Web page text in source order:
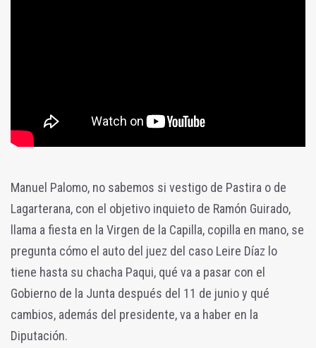
Manuel Palomo, no sabemos si vestigo de Pastira o de
Lagarterana, con el objetivo inquieto de Ramón Guirado,
llama a fiesta en la Virgen de la Capilla, copilla en mano, se
pregunta cómo el auto del juez del caso Leire Díaz lo
tiene hasta su chacha Paqui, qué va a pasar con el
Gobierno de la Junta después del 11 de junio y qué
cambios, además del presidente, va a haber en la
Diputación.